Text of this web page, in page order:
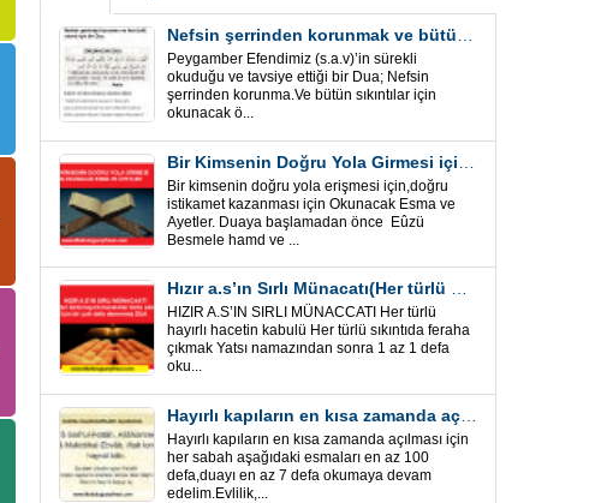
Peygamber Efendimiz (s.a.v)’in sürekli
okuduğu ve tavsiye ettiği bir Dua; Nefsin
şerrinden korunma.Ve bütün sıkıntılar için
okunacak ö...
Bir kimsenin doğru yola erişmesi için,doğru
istikamet kazanması için Okunacak Esma ve
Ayetler. Duaya başlamadan önce Eûzü
Besmele hamd ve ...
HIZIR A.S’IN SIRLI MÜNACCATI Her türlü
hayırlı hacetin kabulü Her türlü sıkıntıda feraha
çıkmak Yatsı namazından sonra 1 az 1 defa
oku...
Hayırlı kapıların en kısa zamanda açılması için Esmalar ve Dua
Hayırlı kapıların en kısa zamanda açılması için
her sabah aşağıdaki esmaları en az 100
defa,duayı en az 7 defa okumaya devam
edelim.Evlilik,...